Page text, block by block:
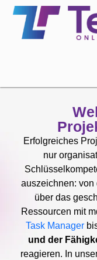
Erfolgreiches
nur
auszeichnen:
über das
Ressourcen mit
Task Manager
und der
reagieren. In